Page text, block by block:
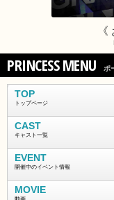
PRINCESS MENU ポ
TOP
トップページ
CAST
キャスト一覧
EVENT
開催中のイベント情報
MOVIE
動画